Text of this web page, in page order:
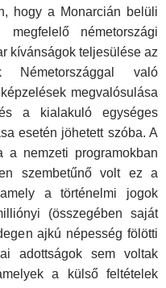
hogy a Monarcián belüli
megfelelő németországi
kívánságok teljesülése az
Németországgal való
megvalósulása
a kialakuló egységes
esetén jöhetett szóba. A
a nemzeti programokban
szembetűnő volt ez a
a történelmi jogok
(összegében saját
ajkú népesség fölötti
adottságok sem voltak
a külső feltételek